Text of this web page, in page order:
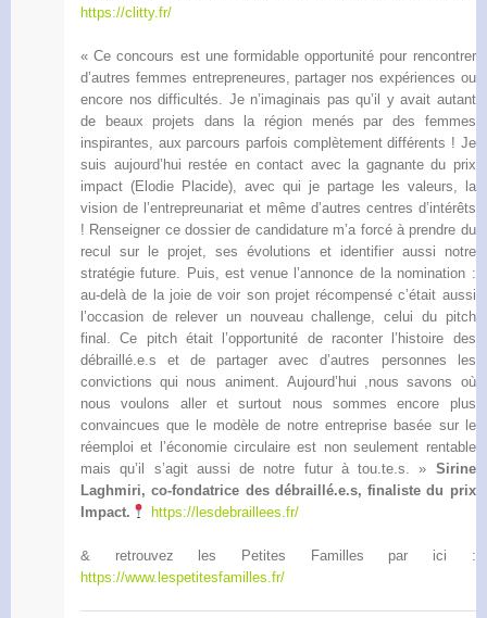
https://clitty.fr/
« Ce concours est une formidable opportunité pour rencontrer
d’autres femmes entrepreneures, partager nos expériences ou
encore nos difficultés. Je n’imaginais pas qu’il y avait autant
de beaux projets dans la région menés par des femmes
inspirantes, aux parcours parfois complètement différents ! Je
suis aujourd’hui restée en contact avec la gagnante du prix
impact (Elodie Placide), avec qui je partage les valeurs, la
vision de l’entrepreunariat et même d’autres centres d’intérêts
! Renseigner ce dossier de candidature m’a forcé à prendre du
recul sur le projet, ses évolutions et identifier aussi notre
stratégie future. Puis, est venue l’annonce de la nomination :
au-delà de la joie de voir son projet récompensé c’était aussi
l’occasion de relever un nouveau challenge, celui du pitch
final. Ce pitch était l’opportunité de raconter l’histoire des
débraillé.e.s et de partager avec d’autres personnes les
convictions qui nous animent. Aujourd’hui ,nous savons où
nous voulons aller et surtout nous sommes encore plus
convaincues que le modèle de notre entreprise basée sur le
réemploi et l’économie circulaire est non seulement rentable
mais qu’il s’agit aussi de notre futur à tou.te.s. » Sirine
Laghmiri, co-fondatrice des débraillé.e.s, finaliste du prix
Impact.
https://lesdebraillees.fr/
& retrouvez les Petites Familles par ici :
https://www.lespetitesfamilles.fr/